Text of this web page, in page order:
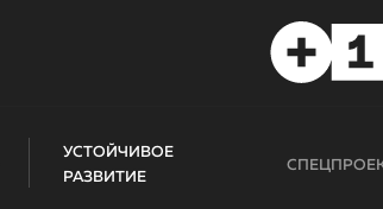
УСТОЙЧИВОЕ
РАЗВИТИЕ